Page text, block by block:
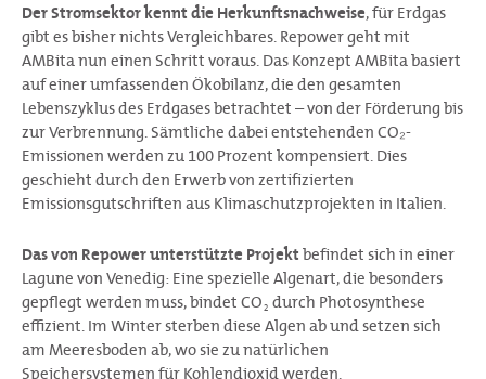
Der Stromsektor kennt die Herkunftsnachweise, für Erdgas
gibt es bisher nichts Vergleichbares. Repower geht mit
AMBita nun einen Schritt voraus. Das Konzept AMBita basiert
auf einer umfassenden Ökobilanz, die den gesamten
Lebenszyklus des Erdgases betrachtet – von der Förderung bis
zur Verbrennung. Sämtliche dabei entstehenden CO₂-
Emissionen werden zu 100 Prozent kompensiert. Dies
geschieht durch den Erwerb von zertifizierten
Emissionsgutschriften aus Klimaschutzprojekten in Italien.
Das von Repower unterstützte Projekt befindet sich in einer
Lagune von Venedig: Eine spezielle Algenart, die besonders
gepflegt werden muss, bindet CO2 durch Photosynthese
effizient. Im Winter sterben diese Algen ab und setzen sich
am Meeresboden ab, wo sie zu natürlichen
Speichersystemen für Kohlendioxid werden.